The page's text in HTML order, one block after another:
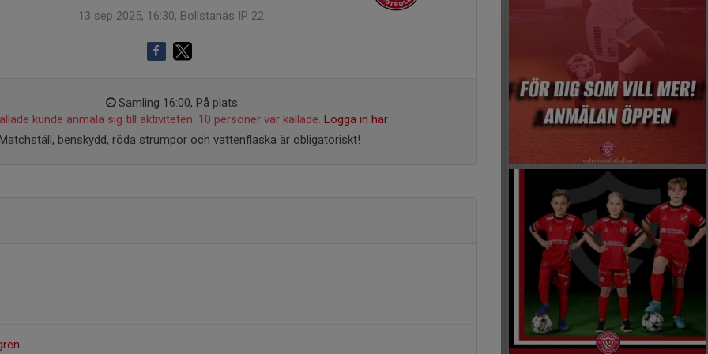
13 sep 2025, 16:30, Bollstanäs IP 22
Samling 16:00, På plats
kunde anmäla sig till aktiviteten. 10 personer var kallade. Logga in här
benskydd, röda strumpor och vattenflaska är obligatoriskt!